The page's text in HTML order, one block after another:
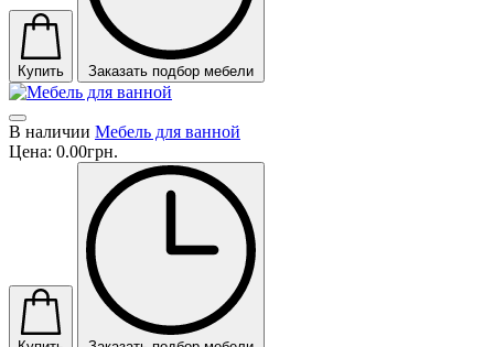
Купить Заказать подбор мебели
В наличии Мебель для ванной
Цена: 0.00грн.